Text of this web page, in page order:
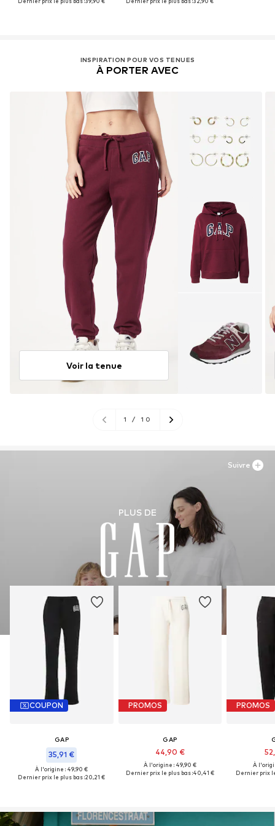
INSPIRATION POUR VOS TENUES
À PORTER AVEC
Voir la tenue
1 / 10
PLUS DE
COUPON
GAP
35,91 €
À l'origine : 49,90 €
Dernier prix le plus bas :20,21 €
PROMOS
GAP
44,90 €
À l'origine : 49,90 €
Dernier prix le plus bas :40,41 €
PROMOS
À
Dernier prix
Suivre